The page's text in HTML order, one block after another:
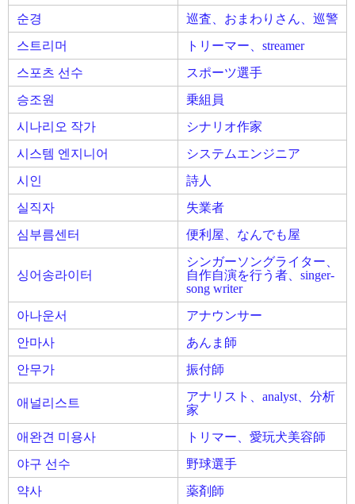
순경
巡査、おまわりさん、巡警
스트리머
トリーマー、streamer
스포츠 선수
スポーツ選手
승조원
乗組員
시나리오 작가
シナリオ作家
시스템 엔지니어
システムエンジニア
시인
詩人
실직자
失業者
심부름센터
便利屋、なんでも屋
싱어송라이터
シンガーソングライター、
自作自演を行う者、singer-
song writer
아나운서
アナウンサー
안마사
あんま師
안무가
振付師
애널리스트
アナリスト、analyst、分析
家
애완견 미용사
トリマー、愛玩犬美容師
야구 선수
野球選手
약사
薬剤師